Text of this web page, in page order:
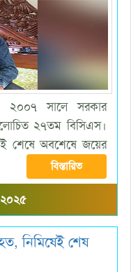
২০০৭ সালে সরকার
২৭তম বিসিএস।
শেষে অবশেষে জয়ের
বিস্তারিত
২০২৫
নিমিষেই শেষ